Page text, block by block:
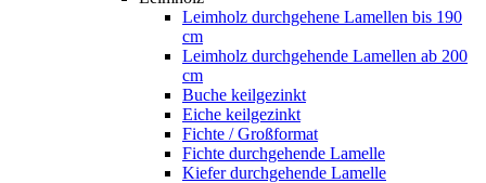
Leimholz durchgehene Lamellen bis 190
cm
Leimholz durchgehende Lamellen ab 200
cm
Buche keilgezinkt
Eiche keilgezinkt
Fichte / Großformat
Fichte durchgehende Lamelle
Kiefer durchgehende Lamelle